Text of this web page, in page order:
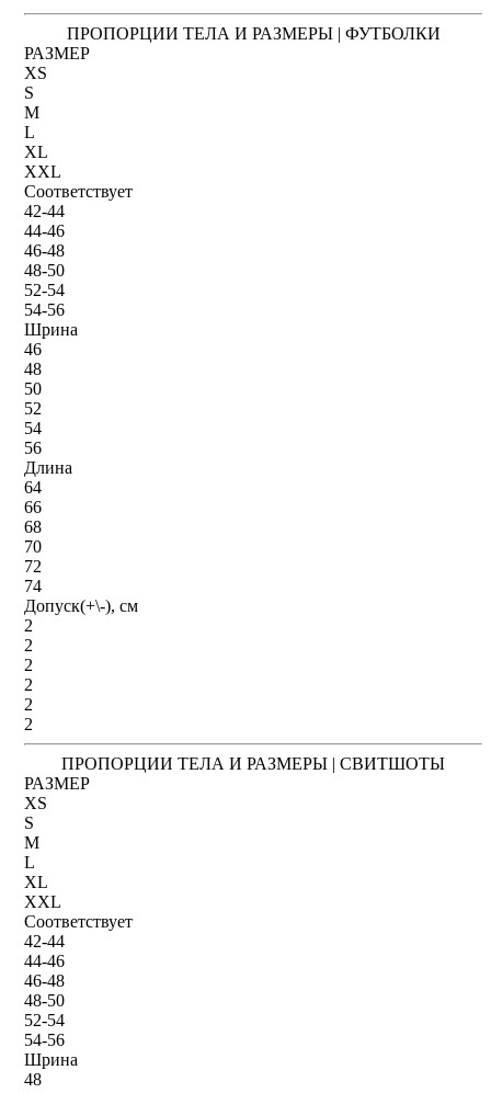
ПРОПОРЦИИ ТЕЛА И РАЗМЕРЫ | ФУТБОЛКИ
РАЗМЕР
XS
S
M
L
XL
XXL
Соответствует
42-44
44-46
46-48
48-50
52-54
54-56
Шрина
46
48
50
52
54
56
Длина
64
66
68
70
72
74
Допуск(+\-), см
2
2
2
2
2
2
ПРОПОРЦИИ ТЕЛА И РАЗМЕРЫ | СВИТШОТЫ
РАЗМЕР
XS
S
M
L
XL
XXL
Соответствует
42-44
44-46
46-48
48-50
52-54
54-56
Шрина
48